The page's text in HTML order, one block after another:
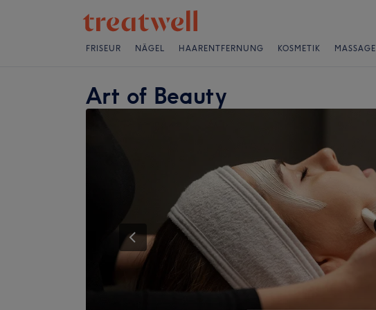
FRISEUR NÄGEL HAARENTFERNUNG KOSMETIK MASSAGE
Art of Beauty